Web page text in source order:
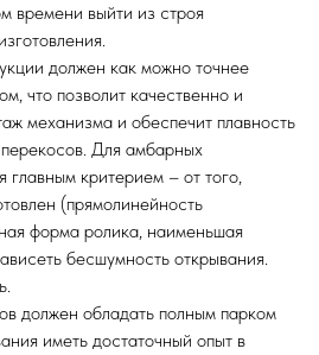
времени выйти из строя
должен как можно точнее
что позволит качественно и
механизма и обеспечит плавность
Для амбарных
главным критерием – от того,
(прямолинейность
форма ролика, наименьшая
бесшумность открывания.
должен обладать полным парком
иметь достаточный опыт в